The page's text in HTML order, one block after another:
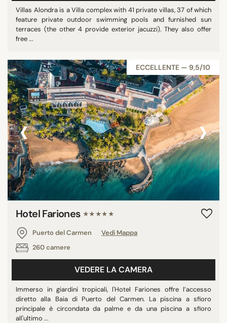
Villas Alondra is a Villa complex with 41 private villas, 37 of which
feature private outdoor swimming pools and furnished sun
terraces (the other 4 provide exterior jacuzzi). They also offer
free ...
ECCELLENTE — 9,5/10
‹ ›
Hotel Fariones ★★★★★
Puerto del Carmen
Vedi Mappa
260 camere
VEDERE LA CAMERA
Immerso in giardini tropicali, l'Hotel Fariones offre l’accesso
diretto alla Baia di Puerto del Carmen. La piscina a sfioro
principale è circondata da palme e da una piscina a sfioro
all'ultimo ...